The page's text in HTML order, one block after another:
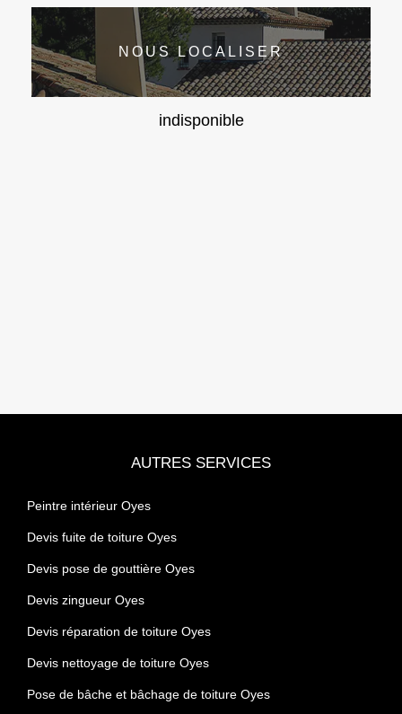
NOUS LOCALISER
indisponible
AUTRES SERVICES
Peintre intérieur Oyes
Devis fuite de toiture Oyes
Devis pose de gouttière Oyes
Devis zingueur Oyes
Devis réparation de toiture Oyes
Devis nettoyage de toiture Oyes
Pose de bâche et bâchage de toiture Oyes